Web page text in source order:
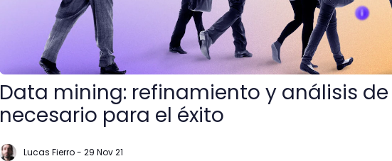
Data mining: refinamiento y análisis
necesario para el éxito
Lucas Fierro- 29 Nov 21